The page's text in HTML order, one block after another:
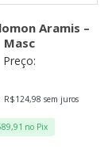
Aramis –
Masc
Preço:
R$124,98 sem juros
no Pix